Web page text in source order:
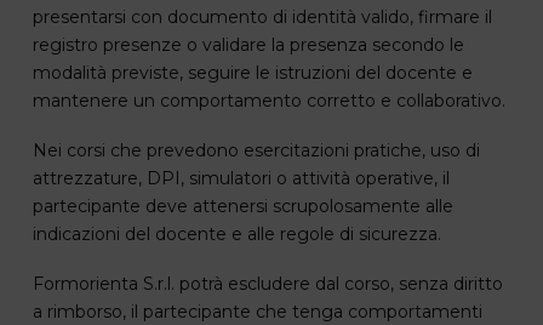
presentarsi con documento di identità valido, firmare il
registro presenze o validare la presenza secondo le
modalità previste, seguire le istruzioni del docente e
mantenere un comportamento corretto e collaborativo.
Nei corsi che prevedono esercitazioni pratiche, uso di
attrezzature, DPI, simulatori o attività operative, il
partecipante deve attenersi scrupolosamente alle
indicazioni del docente e alle regole di sicurezza.
Formorienta S.r.l. potrà escludere dal corso, senza diritto
a rimborso, il partecipante che tenga comportamenti